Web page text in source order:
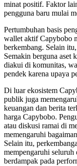
minat positif. Faktor
pengguna baru mulai
Pertumbuhan basis
wallet aktif Capybobo
berkembang. Selain
Semakin berguna aset
diakui di komunitas,
pendek karena upaya
Di luar ekosistem
publik juga
keuangan dan berita
harga Capybobo.
atau diskusi ramai di
memengaruhi
Selain itu,
mempengaruhi seluruh
berdampak pada